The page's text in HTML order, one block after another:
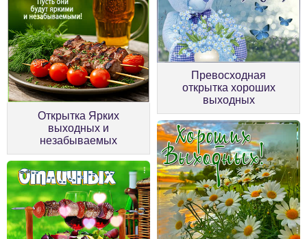
Открытка Ярких
выходных и
незабываемых
Превосходная
открытка хороших
выходных